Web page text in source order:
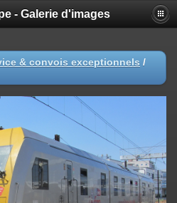
- Galerie d'images
& convois exceptionnels /